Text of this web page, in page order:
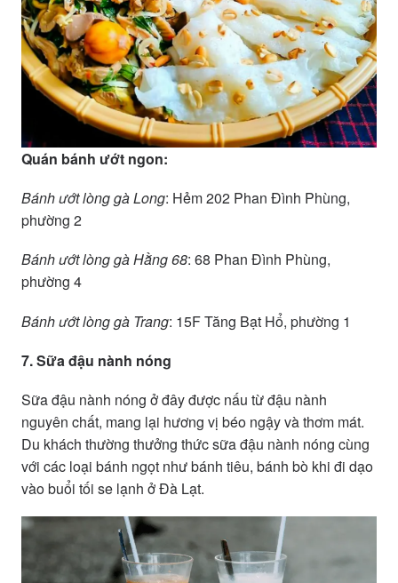
Quán bánh ướt ngon:
Bánh ướt lòng gà Long: Hẻm 202 Phan Đình Phùng,
phường 2
Bánh ướt lòng gà Hằng 68: 68 Phan Đình Phùng,
phường 4
Bánh ướt lòng gà Trang: 15F Tăng Bạt Hổ, phường 1
7. Sữa đậu nành nóng
Sữa đậu nành nóng ở đây được nấu từ đậu nành
nguyên chất, mang lại hương vị béo ngậy và thơm mát.
Du khách thường thưởng thức sữa đậu nành nóng cùng
với các loại bánh ngọt như bánh tiêu, bánh bò khi đi dạo
vào buổi tối se lạnh ở Đà Lạt.